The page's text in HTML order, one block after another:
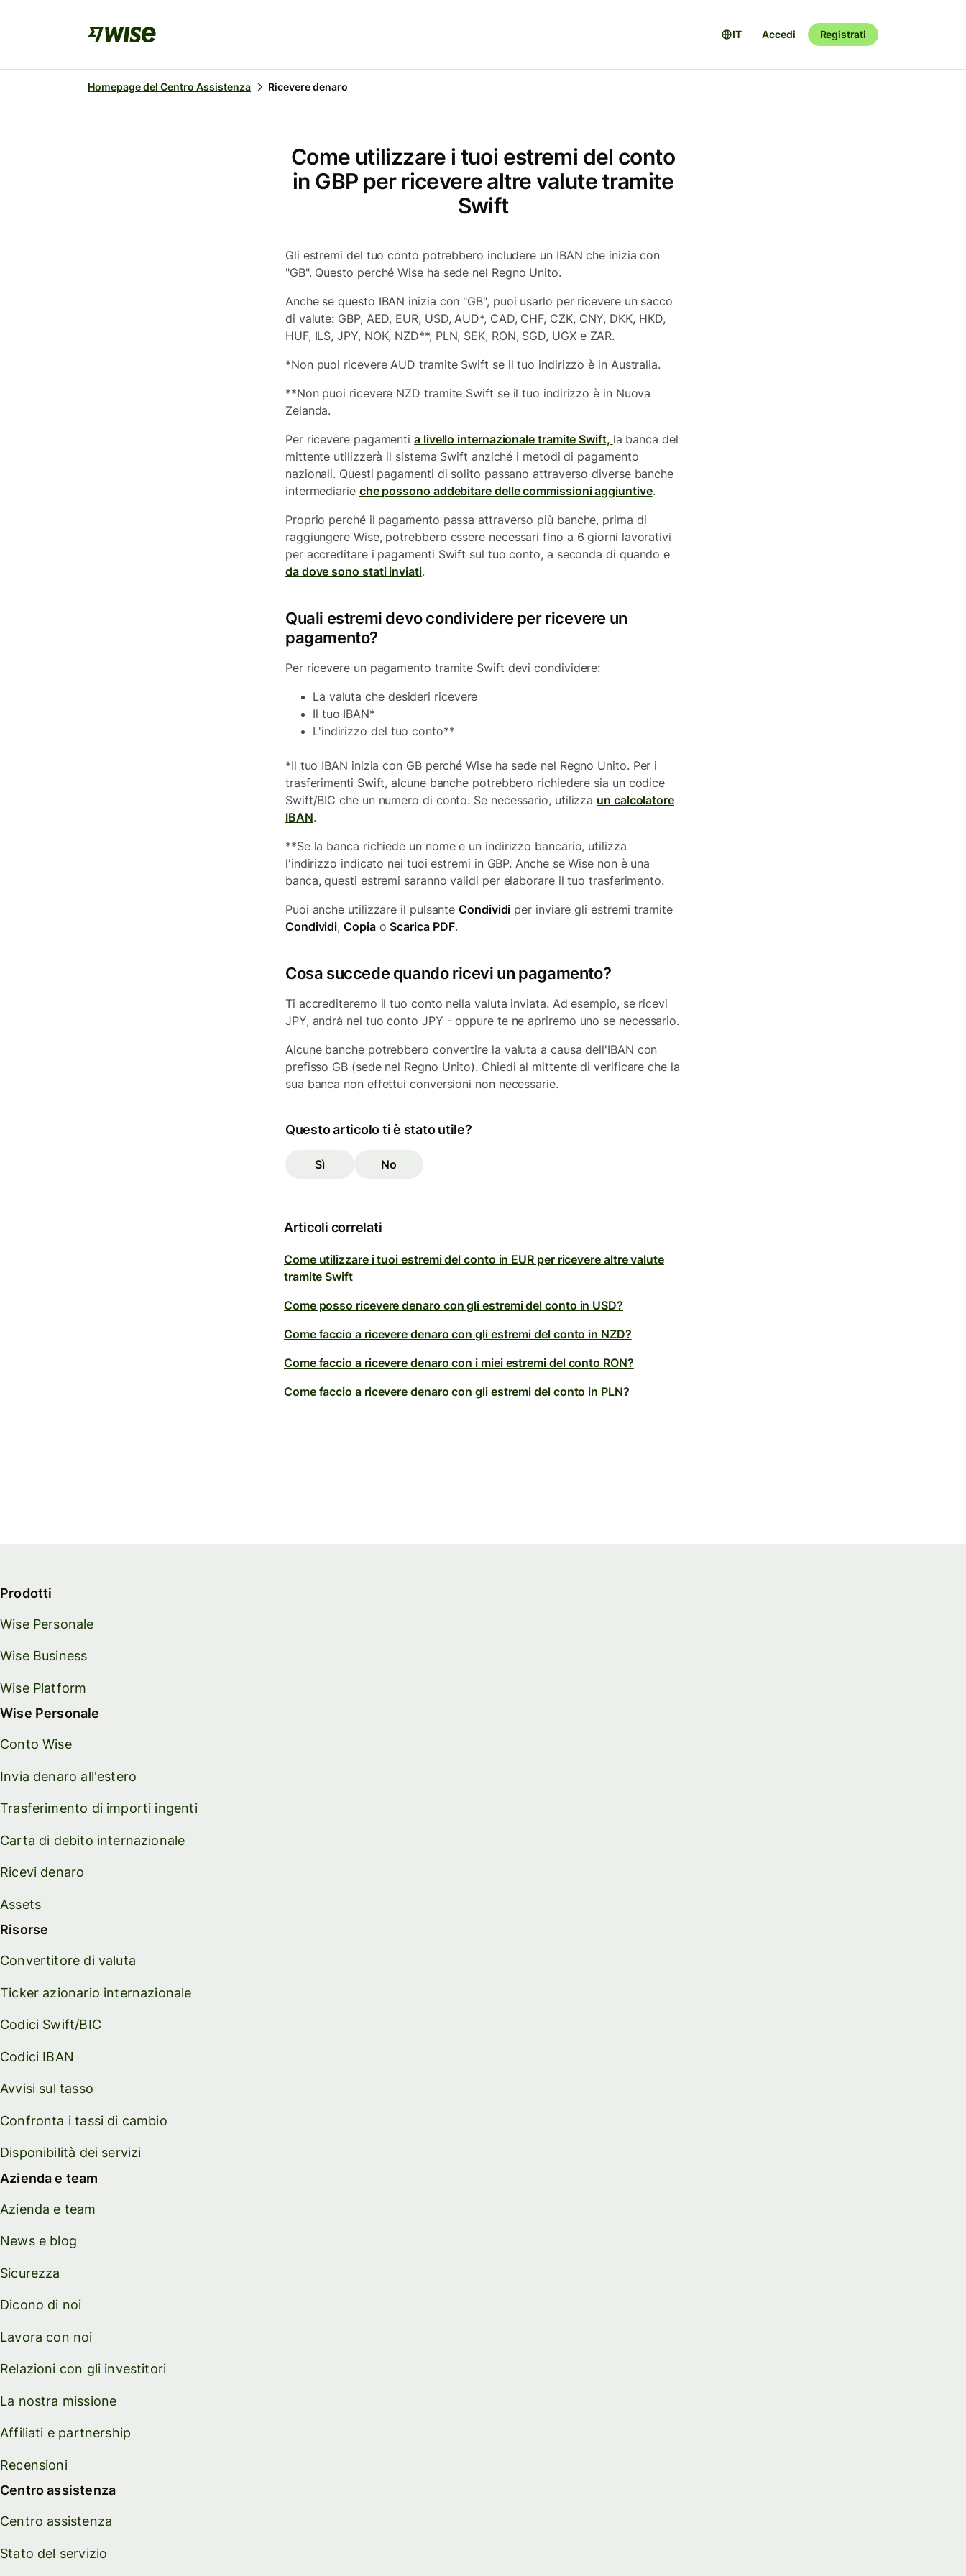
IT Accedi Registrati
Homepage del Centro Assistenza Ricevere denaro
Come utilizzare i tuoi estremi del conto
in GBP per ricevere altre valute tramite
Swift
Gli estremi del tuo conto potrebbero includere un IBAN che inizia con
"GB". Questo perché Wise ha sede nel Regno Unito.
Anche se questo IBAN inizia con "GB", puoi usarlo per ricevere un sacco
di valute: GBP, AED, EUR, USD, AUD*, CAD, CHF, CZK, CNY, DKK, HKD,
HUF, ILS, JPY, NOK, NZD**, PLN, SEK, RON, SGD, UGX e ZAR.
*Non puoi ricevere AUD tramite Swift se il tuo indirizzo è in Australia.
**Non puoi ricevere NZD tramite Swift se il tuo indirizzo è in Nuova
Zelanda.
Per ricevere pagamentia livello internazionale tramite Swift, la banca del
mittente utilizzerà il sistema Swift anziché i metodi di pagamento
nazionali. Questi pagamenti di solito passano attraverso diverse banche
intermediarie che possono addebitare delle commissioni aggiuntive.
Proprio perché il pagamento passa attraverso più banche, prima di
raggiungere Wise, potrebbero essere necessari fino a 6 giorni lavorativi
per accreditare i pagamenti Swift sul tuo conto, a seconda di quando e
da dove sono stati inviati.
Quali estremi devo condividere per ricevere un
pagamento?
Per ricevere un pagamento tramite Swift devi condividere:
La valuta che desideri ricevere
Il tuo IBAN*
L'indirizzo del tuo conto**
*Il tuo IBAN inizia con GB perché Wise ha sede nel Regno Unito. Per i
trasferimenti Swift, alcune banche potrebbero richiedere sia un codice
Swift/BIC che un numero di conto. Se necessario, utilizza un calcolatore
IBAN.
**Se la banca richiede un nome e un indirizzo bancario, utilizza
l'indirizzo indicato nei tuoi estremi in GBP. Anche se Wise non è una
banca, questi estremi saranno validi per elaborare il tuo trasferimento.
Puoi anche utilizzare il pulsanteCondividi per inviare gli estremi tramite
Condividi,CopiaoScarica PDF.
Cosa succede quando ricevi un pagamento?
Ti accrediteremo il tuo conto nella valuta inviata. Ad esempio, se ricevi
JPY, andrà nel tuo conto JPY - oppure te ne apriremo uno se necessario.
Alcune banche potrebbero convertire la valuta a causa dell'IBAN con
prefisso GB (sede nel Regno Unito). Chiedi al mittente di verificare che la
sua banca non effettui conversioni non necessarie.
Questo articolo ti è stato utile?
Sì No
Articoli correlati
Come utilizzare i tuoi estremi del conto in EUR per ricevere altre valute
tramite Swift
Come posso ricevere denaro con gli estremi del conto in USD?
Come faccio a ricevere denaro con gli estremi del conto in NZD?
Come faccio a ricevere denaro con i miei estremi del conto RON?
Come faccio a ricevere denaro con gli estremi del conto in PLN?
Prodotti
Wise Personale
Wise Business
Wise Platform
Wise Personale
Conto Wise
Invia denaro all'estero
Trasferimento di importi ingenti
Carta di debito internazionale
Ricevi denaro
Assets
Risorse
Convertitore di valuta
Ticker azionario internazionale
Codici Swift/BIC
Codici IBAN
Avvisi sul tasso
Confronta i tassi di cambio
Disponibilità dei servizi
Azienda e team
Azienda e team
News e blog
Sicurezza
Dicono di noi
Lavora con noi
Relazioni con gli investitori
La nostra missione
Affiliati e partnership
Recensioni
Centro assistenza
Centro assistenza
Stato del servizio